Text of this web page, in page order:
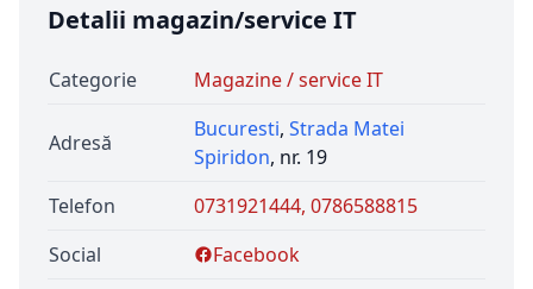
Detalii magazin/service IT
Categorie Magazine / service IT
Adresă
Bucuresti, Strada Matei
Spiridon, nr. 19
Telefon
0731921444, 0786588815
Social
Facebook